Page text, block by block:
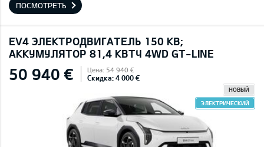
ПОСМОТРЕТЬ
EV4 ЭЛЕКТРОДВИГАТЕЛЬ 150 КВ;
AККУМУЛЯТОР 81,4 КВТЧ 4WD GT-LINE
50 940 € Цена: 54 940 €
Скидка: 4 000 €
НОВЫЙ
ЭЛЕКТРИЧЕСКИЙ